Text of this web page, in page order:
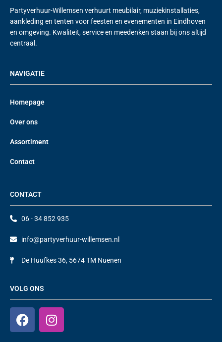
Partyverhuur-Willemsen verhuurt meubilair, muziekinstallaties,
aankleding en tenten voor feesten en evenementen in Eindhoven
en omgeving. Kwaliteit, service en meedenken staan bij ons altijd
centraal.
NAVIGATIE
Homepage
Over ons
Assortiment
Contact
CONTACT
06 - 34 852 935
info@partyverhuur-willemsen.nl
De Huufkes 36, 5674 TM Nuenen
VOLG ONS
F
a
I
n